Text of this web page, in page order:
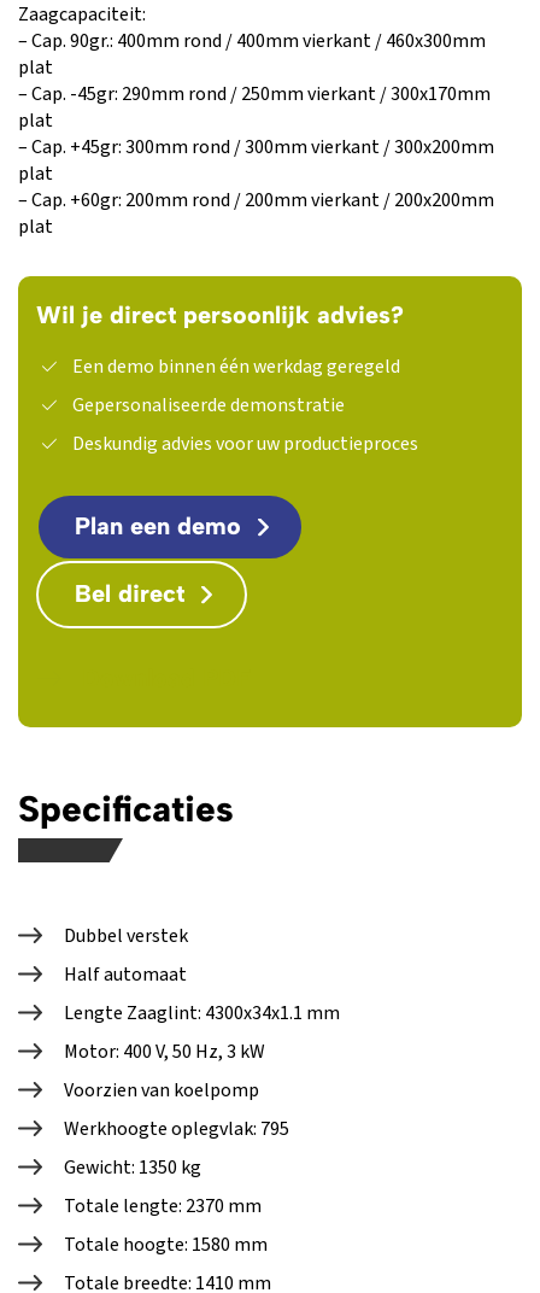
Zaagcapaciteit:
– Cap. 90gr.: 400mm rond / 400mm vierkant / 460x300mm
plat
– Cap. -45gr: 290mm rond / 250mm vierkant / 300x170mm
plat
– Cap. +45gr: 300mm rond / 300mm vierkant / 300x200mm
plat
– Cap. +60gr: 200mm rond / 200mm vierkant / 200x200mm
plat
Wil je direct persoonlijk advies?
Een demo binnen één werkdag geregeld
Gepersonaliseerde demonstratie
Deskundig advies voor uw productieproces
Plan een demo
Bel direct
Specificaties
Dubbel verstek
Half automaat
Lengte Zaaglint: 4300x34x1.1 mm
Motor: 400 V, 50 Hz, 3 kW
Voorzien van koelpomp
Werkhoogte oplegvlak: 795
Gewicht: 1350 kg
Totale lengte: 2370 mm
Totale hoogte: 1580 mm
Totale breedte: 1410 mm